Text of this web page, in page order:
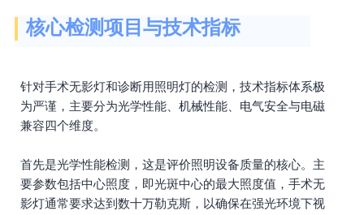
核心检测项目与技术指标
针对手术无影灯和诊断用照明灯的检测，技术指标体系极
为严谨，主要分为光学性能、机械性能、电气安全与电磁
兼容四个维度。
首先是光学性能检测，这是评价照明设备质量的核心。主
要参数包括中心照度，即光斑中心的最大照度值，手术无
影灯通常要求达到数十万勒克斯，以确保在强光环境下视